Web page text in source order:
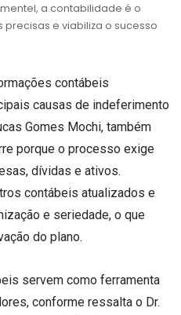
a contabilidade é o
e viabiliza o sucesso
contábeis
causas de indeferimento
Gomes Mochi, também
porque o processo exige
dívidas e ativos.
contábeis atualizados e
e seriedade, o que
do plano.
servem como ferramenta
conforme ressalta o Dr.